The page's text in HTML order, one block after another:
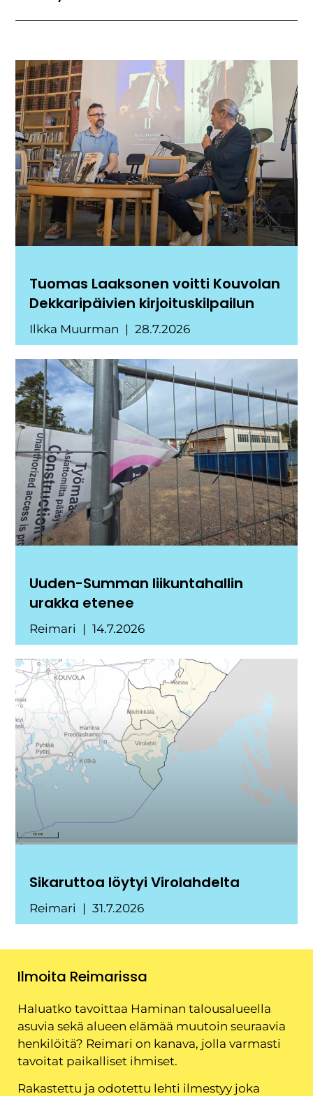
Tuomas Laaksonen voitti Kouvolan
Dekkaripäivien kirjoituskilpailun
Ilkka Muurman 28.7.2026
Uuden-Summan liikuntahallin
urakka etenee
Reimari 14.7.2026
Sikaruttoa löytyi Virolahdelta
Reimari 31.7.2026
Ilmoita Reimarissa
Haluatko tavoittaa Haminan talousalueella
asuvia sekä alueen elämää muutoin seuraavia
henkilöitä? Reimari on kanava, jolla varmasti
tavoitat paikalliset ihmiset.
Rakastettu ja odotettu lehti ilmestyy joka